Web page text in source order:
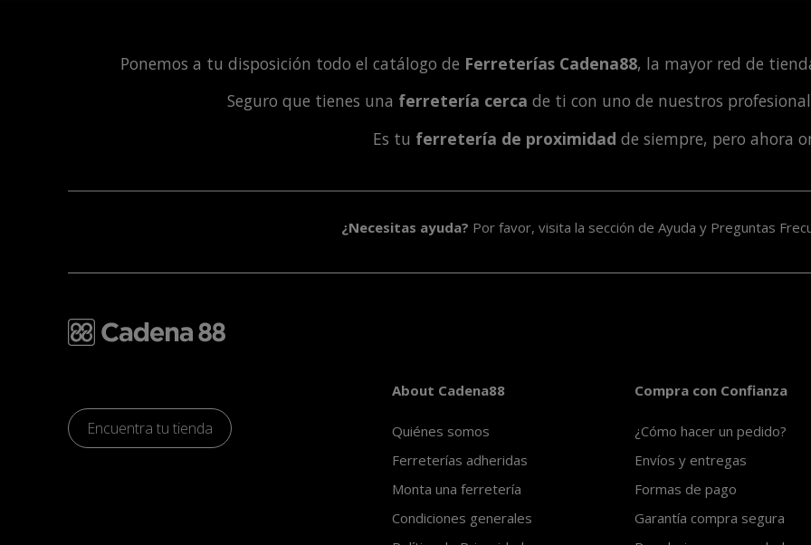
Ponemos a tu disposición todo el catálogo de Ferreterías Cadena88, la mayor red de
Seguro que tienes una ferretería cerca de ti con uno de nuestros
Es tu ferretería de proximidad de siempre, pero ahora
¿Necesitas ayuda? Por favor, visita la sección de Ayuda y Preguntas
Encuentra tu tienda
About Cadena88
Quiénes somos
Ferreterías adheridas
Monta una ferretería
Condiciones generales
Compra con Confianza
¿Cómo hacer un pedido?
Envíos y entregas
Formas de pago
Garantía compra segura